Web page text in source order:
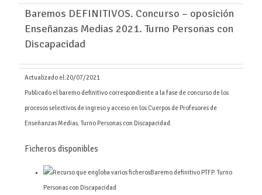
Baremos DEFINITIVOS. Concurso – oposición
Enseñanzas Medias 2021. Turno Personas con
Discapacidad
Actualizado el:20/07/2021
Publicado el baremo definitivo correspondiente a la fase de concurso de los
procesos selectivos de ingreso y acceso en los Cuerpos de Profesores de
Enseñanzas Medias. Turno Personas con Discapacidad.
Ficheros disponibles
Baremo definitivo PTFP. Turno
Personas con Discapacidad